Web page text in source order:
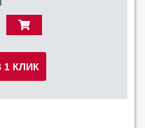
1 КЛИК